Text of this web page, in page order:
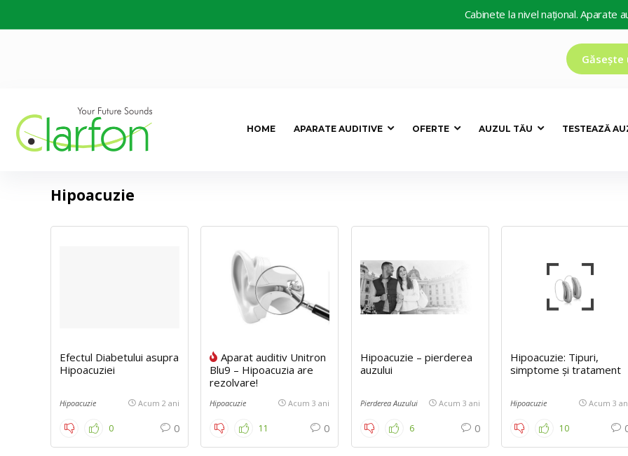
Cabinete la nivel național. Aparate
Găsește
HOME APARATE AUDITIVE OFERTE AUZUL TĂU TESTEAZĂ
Hipoacuzie
Efectul Diabetului asupra
Hipoacuziei
Hipoacuzie Acum 2 ani
0 0
Aparat auditiv Unitron
Blu9 – Hipoacuzia are
rezolvare!
Hipoacuzie Acum 3 ani
11 0
Hipoacuzie – pierderea
auzului
Pierderea Auzului Acum 3 ani
6 0
Hipoacuzie: Tipuri,
simptome și tratament
Hipoacuzie Acum 3
10